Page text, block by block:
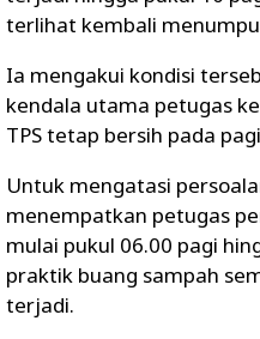
terlihat kembali
Ia mengakui kondisi
kendala utama petugas
TPS tetap bersih pada
Untuk mengatasi
menempatkan petugas
mulai pukul 06.00 pagi
praktik buang sampah
terjadi.